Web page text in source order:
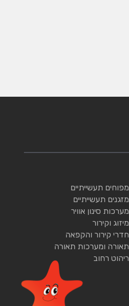
מפוחים תעשייתיים
מזגנים תעשייתיים
מערכות סינון אוויר
מיזוג וקירור
חדרי קירור והקפאה
תאורה ומערכות תאורה
ריהוט רחוב